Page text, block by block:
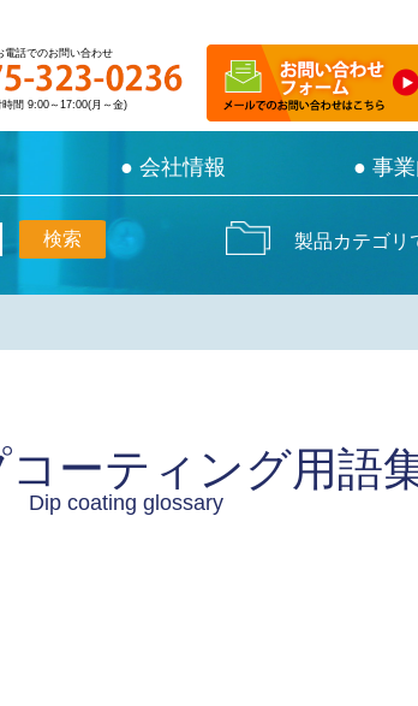
電話でのお問い合わせ
時間 9:00～17:00(月～金)
● 会社情報 ● 事
電話でのお問い合わせ
時間 9:00～17:00(月～金)
● 会社情報 ● 事
製品カテゴリ
ーティング用語
Dip coating glossary